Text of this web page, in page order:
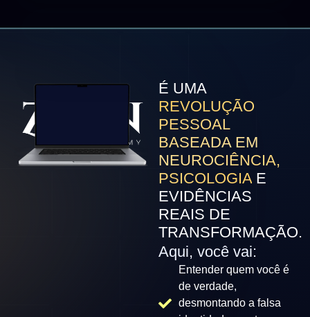
É UMA
REVOLUÇÃO
PESSOAL
BASEADA EM
NEUROCIÊNCIA,
PSICOLOGIAE
EVIDÊNCIAS
REAIS DE
TRANSFORMAÇÃO.
Aqui, você vai:
Entender quem você é
de verdade,
desmontando a falsa